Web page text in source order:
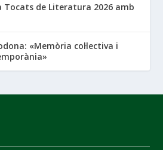
Tocats de Literatura 2026 amb
«Memòria col·lectiva i